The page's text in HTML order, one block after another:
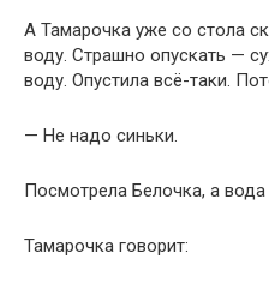
А Тамарочка уже со стола
воду. Страшно опускать —
воду. Опустила всё-таки.
— Не надо синьки.
Посмотрела Белочка, а
Тамарочка говорит: